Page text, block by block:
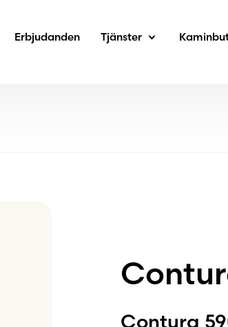
Erbjudanden Tjänster
Contura